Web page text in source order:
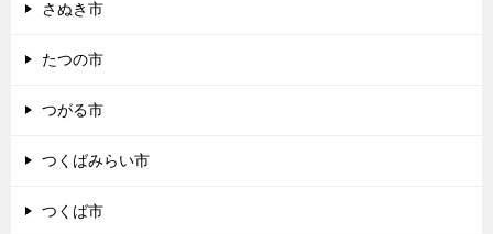
さぬき市
たつの市
つがる市
つくばみらい市
つくば市